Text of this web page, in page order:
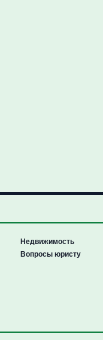
Недвижимость
Вопросы юристу